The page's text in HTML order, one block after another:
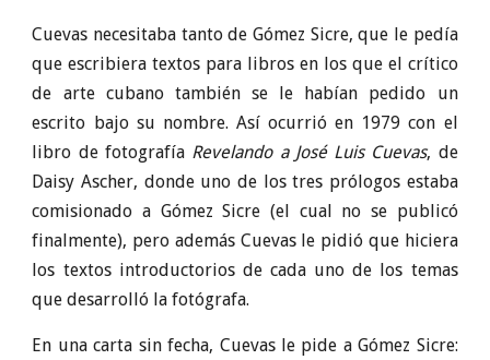
Cuevas necesitaba tanto de Gómez Sicre, que le pedía
que escribiera textos para libros en los que el crítico
de arte cubano también se le habían pedido un
escrito bajo su nombre. Así ocurrió en 1979 con el
libro de fotografíaRevelando a José Luis Cuevas, de
Daisy Ascher, donde uno de los tres prólogos estaba
comisionado a Gómez Sicre (el cual no se publicó
finalmente), pero además Cuevas le pidió que hiciera
los textos introductorios de cada uno de los temas
que desarrolló la fotógrafa.
En una carta sin fecha, Cuevas le pide a Gómez Sicre: